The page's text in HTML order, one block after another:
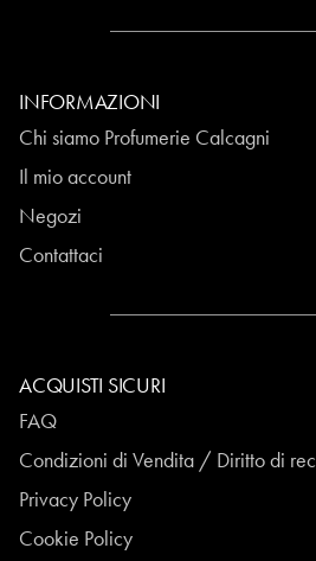
INFORMAZIONI
Chi siamo Profumerie Calcagni
Il mio account
Negozi
Contattaci
ACQUISTI SICURI
FAQ
Condizioni di Vendita / Diritto di
Privacy Policy
Cookie Policy